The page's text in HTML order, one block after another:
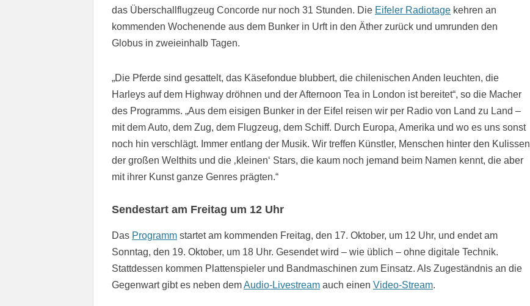
das Überschallflugzeug Concorde nur noch 31 Stunden. Die Eifeler Radiotage kehren an
kommenden Wochenende aus dem Bunker in Urft in den Äther zurück und umrunden den
Globus in zweieinhalb Tagen.
„Die Pferde sind gesattelt, das Käsefondue blubbert, die chilenischen Anden leuchten, die
Harleys auf dem Highway dröhnen und der Afternoon Tea in London ist bereitet“, so die Macher
des Programms. „Aus dem eisigen Bunker in der Eifel reisen wir per Radio von Land zu Land –
mit dem Auto, dem Zug, dem Flugzeug, dem Schiff. Durch Europa, Amerika und wo es uns sonst
noch hin verschlägt. Immer entlang der Musik. Wir treffen Künstler, Menschen hinter den Kulissen
der großen Welthits und die ‚kleinen‘ Stars, die kaum noch jemand beim Namen kennt, die aber
mit ihrer Kunst ganze Genres prägten.“
Sendestart am Freitag um 12 Uhr
Das Programm startet am kommenden Freitag, den 17. Oktober, um 12 Uhr, und endet am
Sonntag, den 19. Oktober, um 18 Uhr. Gesendet wird – wie üblich – ohne digitale Technik.
Stattdessen kommen Plattenspieler und Bandmaschinen zum Einsatz. Als Zugeständnis an die
Gegenwart gibt es neben demAudio-Livestream auch einen Video-Stream.